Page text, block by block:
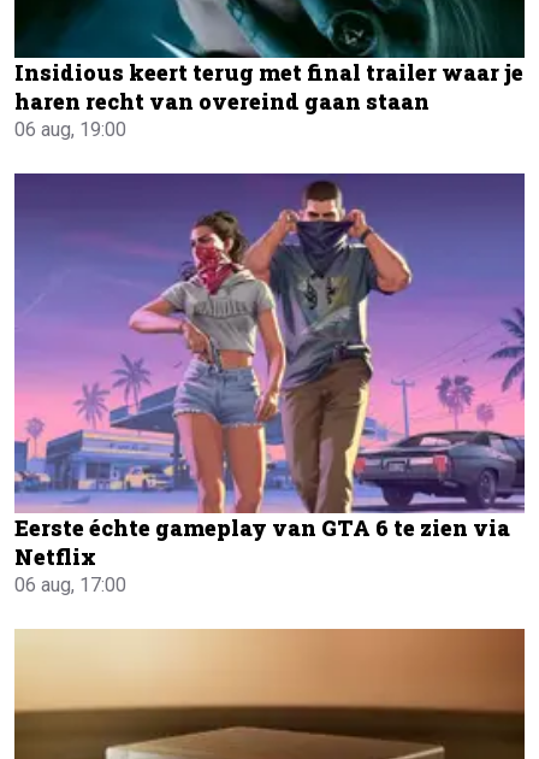
Insidious keert terug met final trailer waar je
haren recht van overeind gaan staan
06 aug, 19:00
Eerste échte gameplay van GTA 6 te zien via
Netflix
06 aug, 17:00